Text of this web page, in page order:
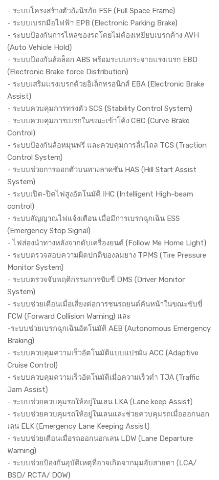
- ระบบโครงสร้างตัวถังนิรภัย FSF (Full Space Frame)
- ระบบเบรกมือไฟฟ้า EPB (Electronic Parking Brake)
- ระบบป้องกันการไหลของรถโดยไม่ต้องเหยียบเบรกค้าง AVH
(Auto Vehicle Hold)
- ระบบป้องกันล้อล็อก ABS พร้อมระบบกระจายแรงเบรก EBD
(Electronic Brake force Distribution)
- ระบบเสริมแรงเบรกด้วยอิเล็กทรอนิกส์ EBA (Electronic Brake
Assist)
- ระบบควบคุมการทรงตัว SCS (Stability Control System)
- ระบบควบคุมการเบรกในขณะเข้าโค้ง CBC (Curve Brake
Control)
- ระบบป้องกันล้อหมุนฟรี และควบคุมการลื่นไถล TCS (Traction
Control System)
- ระบบช่วยการออกตัวบนทางลาดชัน HAS (Hill Start Assist
System)
- ระบบเปิด-ปิดไฟสูงอัตโนมัติ IHC (Intelligent High-beam
control)
- ระบบสัญญาณไฟแจ้งเตือน เมื่อมีการเบรกฉุกเฉิน ESS
(Emergency Stop Signal)
- ไฟส่องนำทางหลังจากดับเครื่องยนต์ (Follow Me Home Light)
- ระบบตรวจสอบความผิดปกติของลมยาง TPMS (Tire Pressure
Monitor System)
- ระบบตรวจจับพฤติกรรมการขับขี่ DMS (Driver Monitor
System)
- ระบบช่วยเตือนเมื่อเสี่ยงต่อการชนรถยนต์คันหน้าในขณะขับขี่
FCW (Forward Collision Warning) และ
-ระบบช่วยเบรกฉุกเฉินอัตโนมัติ AEB (Autonomous Emergency
Braking)
- ระบบควบคุมความเร็วอัตโนมัติแบบแปรผัน ACC (Adaptive
Cruise Control)
- ระบบควบคุมความเร็วอัตโนมัติเมื่อความเร็วต่ำ TJA (Traffic
Jam Assist)
- ระบบช่วยควบคุมรถให้อยู่ในเลน LKA (Lane keep Assist)
- ระบบช่วยควบคุมรถให้อยู่ในเลนและช่วยควบคุมรถเมื่อออกนอก
เลน ELK (Emergency Lane Keeping Assist)
- ระบบช่วยเตือนเมื่อรถออกนอกเลน LDW (Lane Departure
Warning)
- ระบบช่วยป้องกันอุบัติเหตุที่อาจเกิดจากมุมอับสายตา (LCA/
BSD/ RCTA/ DOW)